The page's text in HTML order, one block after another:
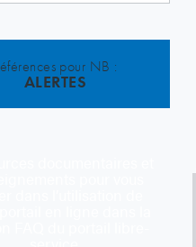
pour NB :
ALERTES